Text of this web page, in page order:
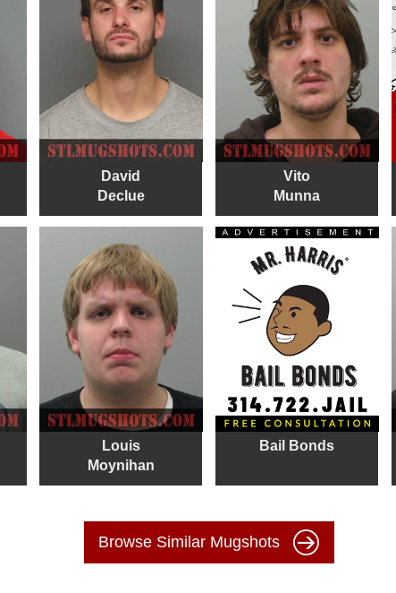
David
Declue
Vito
Munna
Louis
Moynihan
Bail Bonds
Browse Similar Mugshots